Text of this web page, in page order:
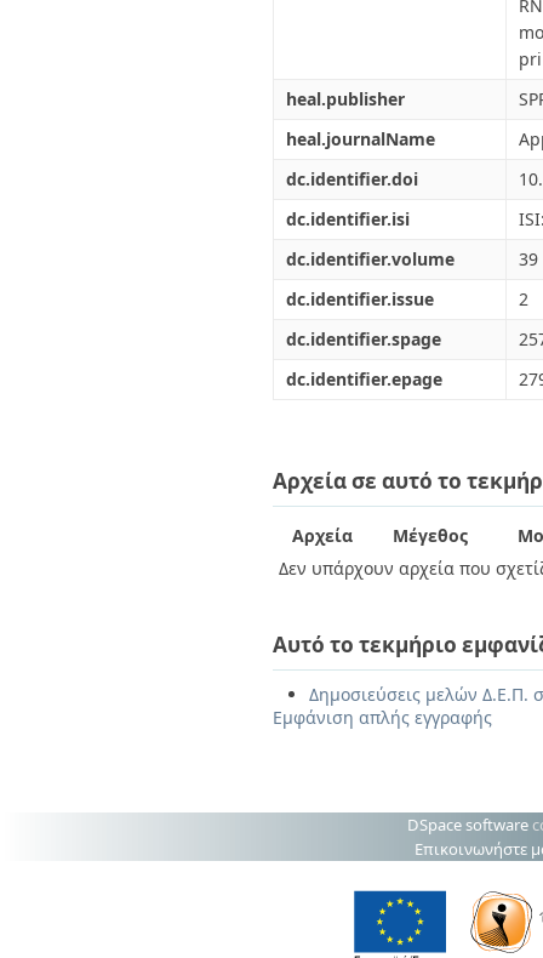
heal.publisher
heal.journalName
dc.identifier.doi
dc.identifier.isi
dc.identifier.volume
39
dc.identifier.issue
2
dc.identifier.spage
dc.identifier.epage
Αρχεία σε αυτό το
Αρχεία Μέγεθος
Δεν υπάρχουν αρχεία που
Αυτό το τεκμήριο
Δημοσιεύσεις μελών Δ.Ε.Π.
Εμφάνιση απλής εγγραφής
DSpace software
Επικοινωνήστε